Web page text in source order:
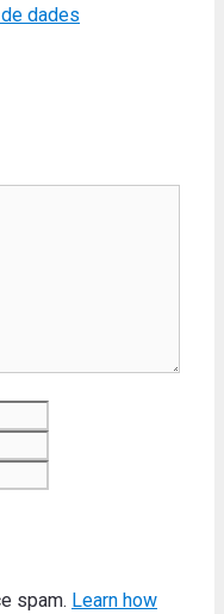
dades
spam. Learn how